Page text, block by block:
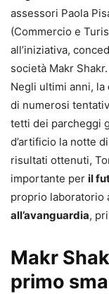
assessori Paola
(Commercio e
all’iniziativa,
società Makr Shakr.
Negli ultimi anni, la
di numerosi
tetti dei parcheggi
d’artificio la notte
risultati ottenuti,
importante per il
proprio laboratorio
all’avanguardia,
Makr
primo